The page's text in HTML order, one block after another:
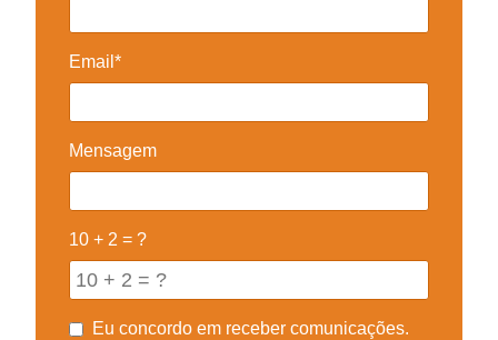
Email*
Mensagem
10 + 2 = ?
Eu concordo em receber comunicações.